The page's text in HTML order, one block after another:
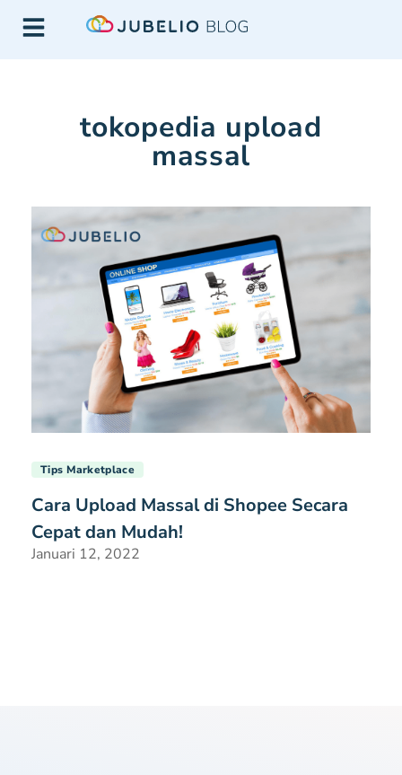
tokopedia upload
massal
Tips Marketplace
Cara Upload Massal di Shopee Secara
Cepat dan Mudah!
Januari 12, 2022